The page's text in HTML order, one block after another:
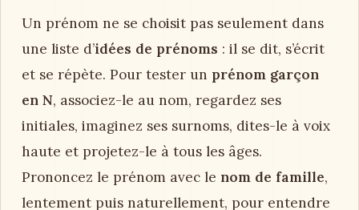
Un prénom ne se choisit pas seulement dans
une liste d’idées de prénoms : il se dit, s’écrit
et se répète. Pour tester un prénom garçon
en N, associez-le au nom, regardez ses
initiales, imaginez ses surnoms, dites-le à voix
haute et projetez-le à tous les âges.
Prononcez le prénom avec le nom de famille,
lentement puis naturellement, pour entendre